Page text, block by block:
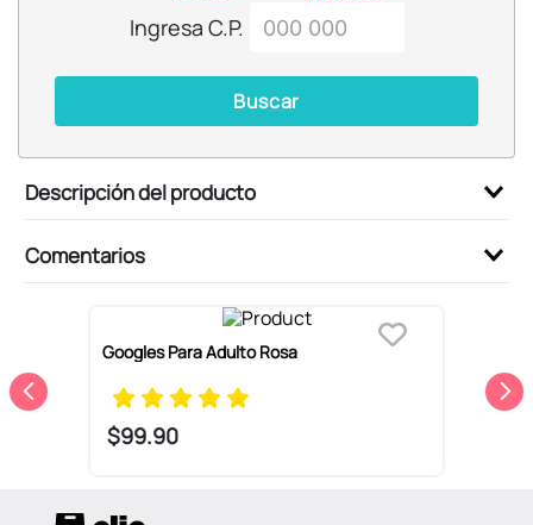
Ingresa C.P.
Buscar
Descripción del producto
Comentarios
Googles Para Adulto Rosa
$99.90